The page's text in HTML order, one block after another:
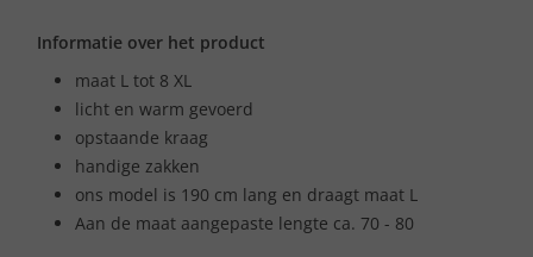
Informatie over het product
maat L tot 8 XL
licht en warm gevoerd
opstaande kraag
handige zakken
ons model is 190 cm lang en draagt maat L
Aan de maat aangepaste lengte ca. 70 - 80